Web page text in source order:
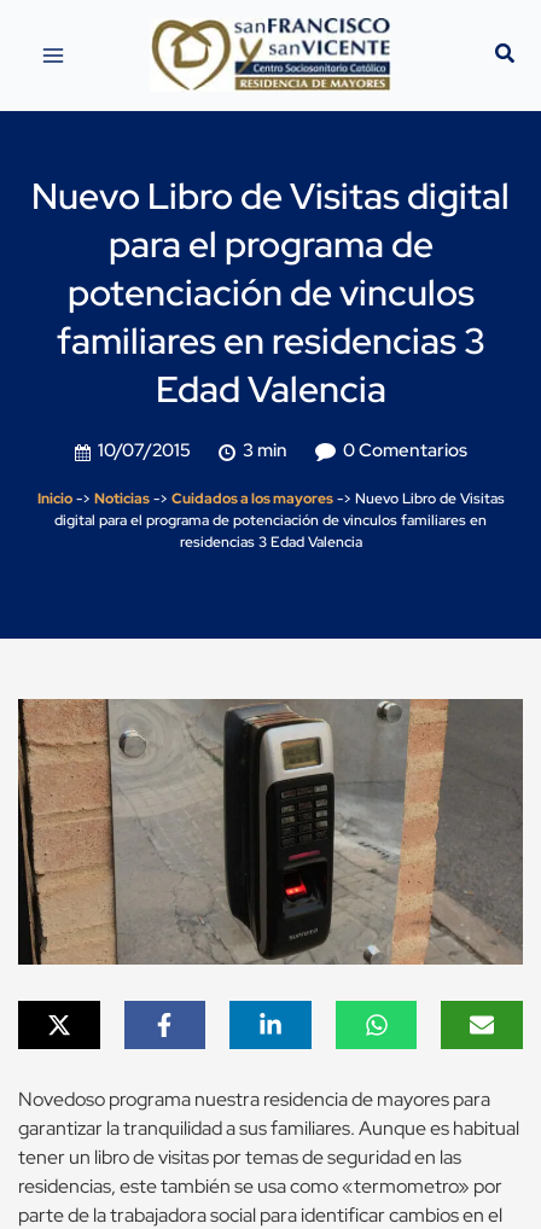
Nuevo Libro de Visitas digital
para el programa de
potenciación de vinculos
familiares en residencias 3
Edad Valencia
10/07/2015 3 min 0 Comentarios
Inicio-> Noticias-> Cuidados a los mayores-> Nuevo Libro de Visitas
digital para el programa de potenciación de vinculos familiares en
residencias 3 Edad Valencia
Novedoso programa nuestra residencia de mayores para
garantizar la tranquilidad a sus familiares. Aunque es habitual
tener un libro de visitas por temas de seguridad en las
residencias, este también se usa como «termometro» por
parte de la trabajadora social para identificar cambios en el